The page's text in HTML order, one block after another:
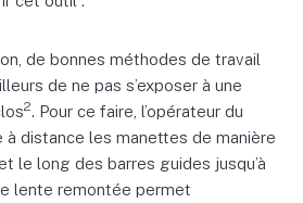
de bonnes méthodes de travail
de ne pas s’exposer à une
2. Pour ce faire, l’opérateur du
à distance les manettes de manière
le long des barres guides jusqu’à
lente remontée permet